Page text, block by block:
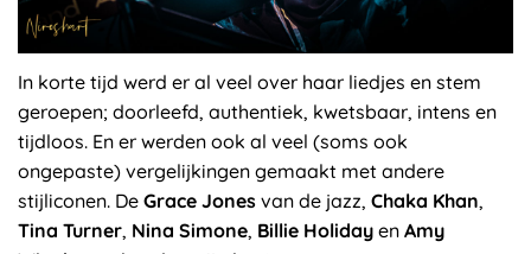
In korte tijd werd er al veel over haar liedjes en stem
geroepen; doorleefd, authentiek, kwetsbaar, intens en
tijdloos. En er werden ook al veel (soms ook
ongepaste) vergelijkingen gemaakt met andere
stijliconen. De Grace Jones van de jazz, Chaka Khan,
Tina Turner, Nina Simone, Billie Holiday en Amy